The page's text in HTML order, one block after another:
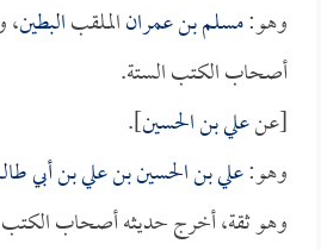
وهو:مسلم بن عمرانالملقبالبطين،
أصحاب الكتب الستة.
[عنعلي بن الحسين].
وهو:علي بن الحسين بن علي بن أبي
وهو ثقة، أخرج حديثه أصحاب الكتب